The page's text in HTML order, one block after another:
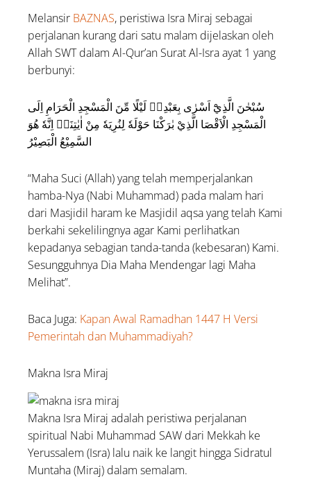
Melansir BAZNAS, peristiwa Isra Miraj sebagai
perjalanan kurang dari satu malam dijelaskan oleh
Allah SWT dalam Al-Qur’an Surat Al-Isra ayat 1 yang
berbunyi:
سُبْحٰنَ الَّذِيْٓ اَسْرٰى بِعَبْدِهٖ لَيْلًا مِّنَ الْمَسْجِدِ الْحَرَامِ اِلَى
الْمَسْجِدِ الْاَقْصَا الَّذِيْ بٰرَكْنَا حَوْلَهٗ لِنُرِيَهٗ مِنْ اٰيٰتِنَاۗ اِنَّهٗ هُوَ
السَّمِيْعُ الْبَصِيْرُ
“Maha Suci (Allah) yang telah memperjalankan
hamba-Nya (Nabi Muhammad) pada malam hari
dari Masjidil haram ke Masjidil aqsa yang telah Kami
berkahi sekelilingnya agar Kami perlihatkan
kepadanya sebagian tanda-tanda (kebesaran) Kami.
Sesungguhnya Dia Maha Mendengar lagi Maha
Melihat”.
Baca Juga: Kapan Awal Ramadhan 1447 H Versi
Pemerintah dan Muhammadiyah?
Makna Isra Miraj
Makna Isra Miraj adalah peristiwa perjalanan
spiritual Nabi Muhammad SAW dari Mekkah ke
Yerussalem (Isra) lalu naik ke langit hingga Sidratul
Muntaha (Miraj) dalam semalam.